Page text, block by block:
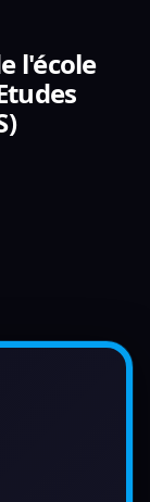
l'école